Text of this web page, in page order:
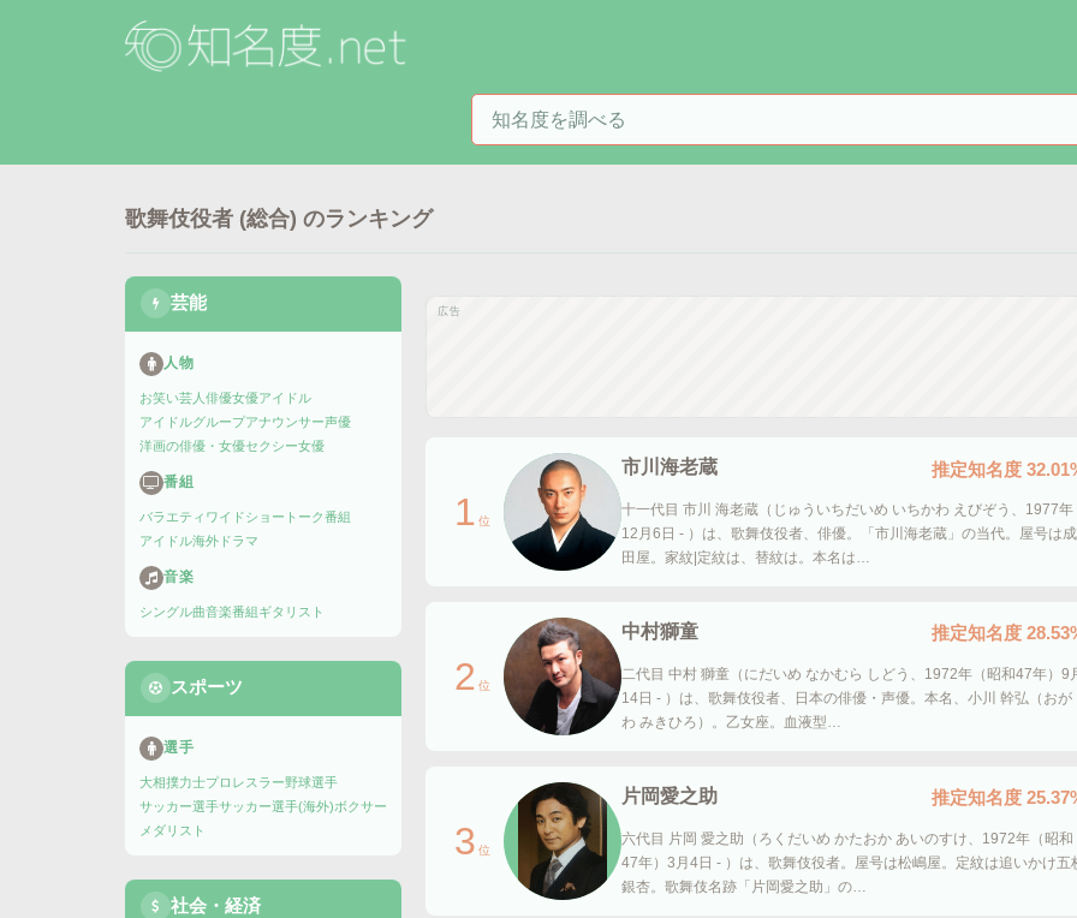
知名度を検索
歌舞伎役者 (総合) のランキング
芸能
人物
お笑い芸人 俳優女優アイドル
アイドルグループアナウンサー声優
洋画の俳優・女優セクシー女優
番組
バラエティ ワイドショー トーク番組
アイドル海外ドラマ
音楽
シングル曲音楽番組ギタリスト
スポーツ
選手
大相撲力士プロレスラー野球選手
サッカー選手サッカー選手(海外)ボクサー
メダリスト
社会・経済
広告
1 位
市川海老蔵 推定知名度
十一代目 市川 海老蔵（じゅういちだいめ いちかわ えびぞう、1977年
12月6日 - ）は、歌舞伎役者、俳優。「市川海老蔵」の当代。屋号は成
田屋。家紋|定紋は、替紋は。本名は…
2 位
中村獅童 推定知名度
二代目 中村 獅童（にだいめ なかむら しどう、1972年（昭和47年）9
14日 - ）は、歌舞伎役者、日本の俳優・声優。本名、小川 幹弘（おが
わ みきひろ）。乙女座。血液型…
3 位
片岡愛之助 推定知名度
六代目 片岡 愛之助（ろくだいめ かたおか あいのすけ、1972年（昭和
47年）3月4日 - ）は、歌舞伎役者。屋号は松嶋屋。定紋は追いかけ五
銀杏。歌舞伎名跡「片岡愛之助」の…